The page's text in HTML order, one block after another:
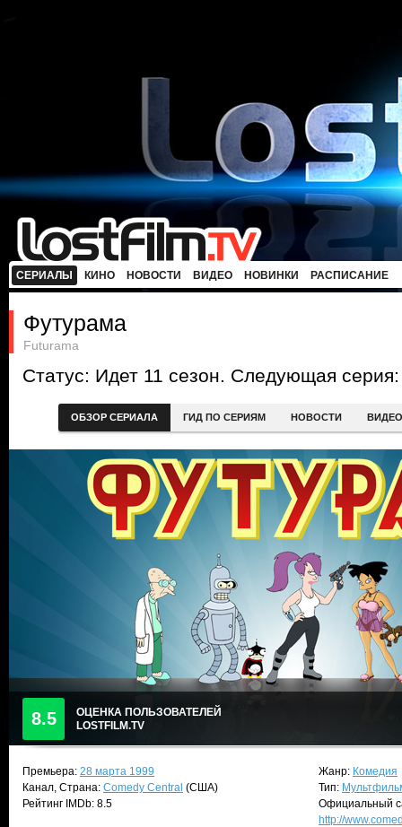
СЕРИАЛЫ КИНО НОВОСТИ ВИДЕО НОВИНКИ РАСПИСАНИЕ
Футурама
Futurama
Статус: Идет 11 сезон. Следующая серия:
ОБЗОР СЕРИАЛА ГИД ПО СЕРИЯМ НОВОСТИ ВИДЕО
8.5
ОЦЕНКА ПОЛЬЗОВАТЕЛЕЙ
LOSTFILM.TV
Премьера: 28 марта 1999
Канал, Страна: Comedy Central (США)
Рейтинг IMDb: 8.5
Жанр: Комедия
Тип:
Официальный
http://